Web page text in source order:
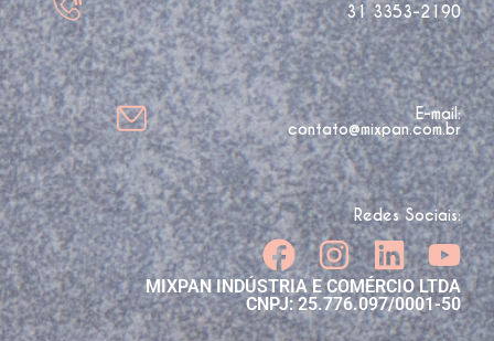
31 3353-2190
E-mail:
contato@mixpan.com.br
Redes Sociais:
MIXPAN INDÚSTRIA E COMÉRCIO LTDA
CNPJ: 25.776.097/0001-50